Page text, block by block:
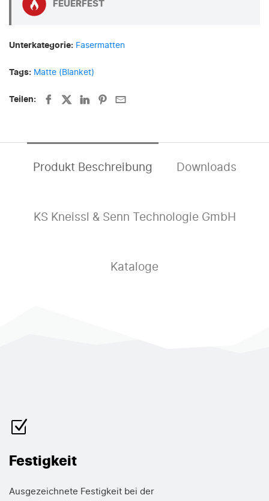
FEUERFEST
Unterkategorie: Fasermatten
Tags: Matte (Blanket)
Teilen:
Produkt Beschreibung Downloads
KS Kneissl & Senn Technologie GmbH
Kataloge
Festigkeit
Ausgezeichnete Festigkeit bei der